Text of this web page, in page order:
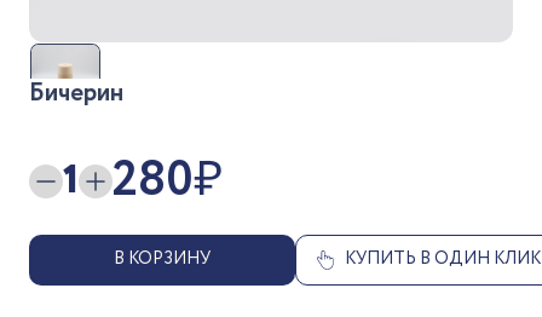
Бичерин
1 280₽
В КОРЗИНУ КУПИТЬ В ОДИН КЛИК